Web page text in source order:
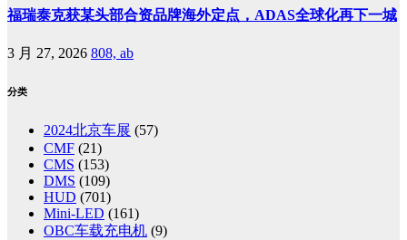
福瑞泰克获某头部合资品牌海外定点，ADAS全球化再下一城
3 月 27, 2026 808, ab
分类
2024北京车展 (57)
CMF (21)
CMS (153)
DMS (109)
HUD (701)
Mini-LED (161)
OBC车载充电机 (9)